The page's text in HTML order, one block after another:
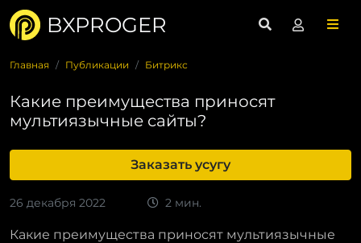
BXPROGER
Главная Публикации Битрикс
Какие преимущества приносят
мультиязычные сайты?
Заказать усугу
26 декабря 2022 2 мин.
Какие преимущества приносят мультиязычные